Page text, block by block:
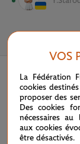
VOS
La Fédération
cookies
proposer des
Des cookies
nécessaires
aux cookies
être désactivés.